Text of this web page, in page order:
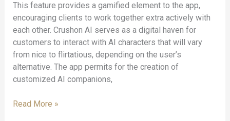
This feature provides a gamified element to the app,
encouraging clients to work together extra actively with
each other. Crushon AI serves as a digital haven for
customers to interact with AI characters that will vary
from nice to flirtatious, depending on the user’s
alternative. The app permits for the creation of
customized AI companions,
Chat
Read More »